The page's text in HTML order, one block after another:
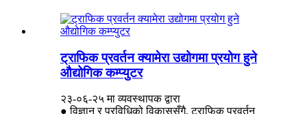
ट्राफिक प्रवर्तन क्यामेरा उद्योगमा प्रयोग हुने
औद्योगिक कम्प्युटर
२३-०६-२५ मा व्यवस्थापक द्वारा
● विज्ञान र प्रविधिको विकाससँगै, ट्राफिक प्रवर्तन